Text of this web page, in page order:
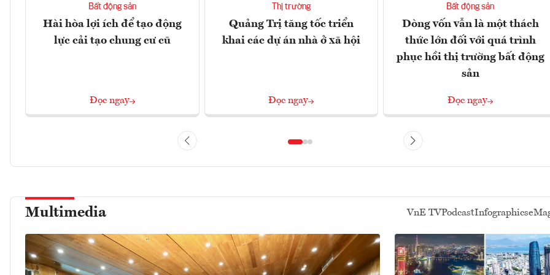
Bất động sản
Hài hòa lợi ích để tạo động
lực cải tạo chung cư cũ
Đọc ngay
Thị trường
Quảng Trị tăng tốc triển
khai các dự án nhà ở xã hội
Đọc ngay
Bất động sản
Dòng vốn vẫn là một thách
thức lớn đối với quá trình
phục hồi thị trường bất động
sản
Đọc ngay
Multimedia VnE TVPodcastInfographics